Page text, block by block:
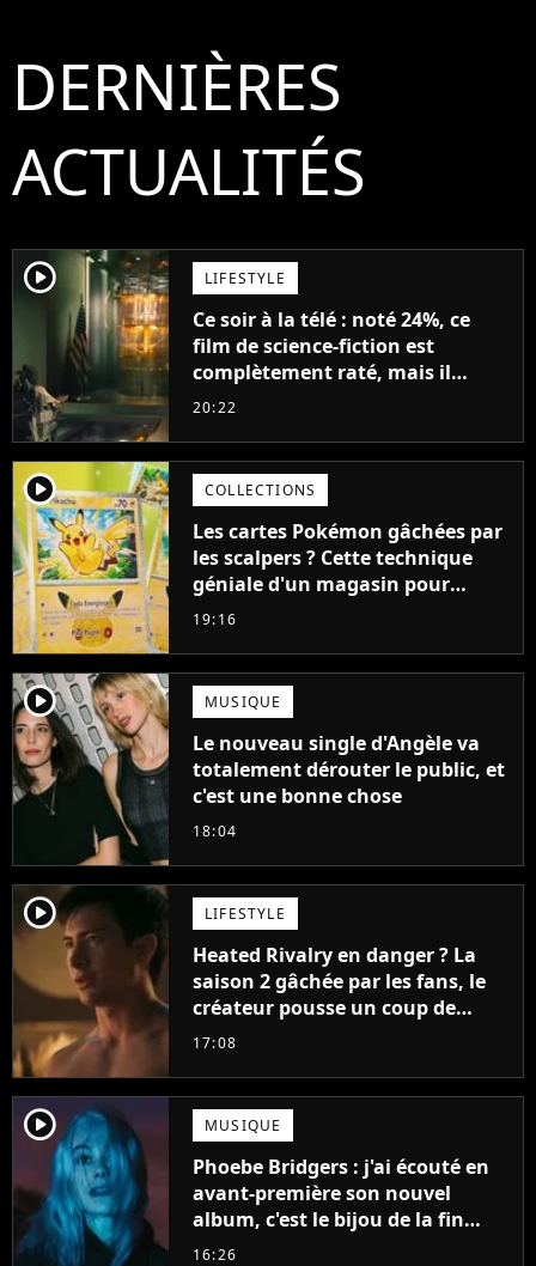
DERNIÈRES
ACTUALITÉS
player2 LIFESTYLE
Ce soir à la télé : noté 24%, ce
film de science-fiction est
complètement raté, mais il
aurait pu être encore pire à
20:22
player2 COLLECTIONS
Les cartes Pokémon gâchées par
les scalpers ? Cette technique
géniale d'un magasin pour
ruiner les revendeurs
19:16
player2 MUSIQUE
Le nouveau single d'Angèle va
totalement dérouter le public, et
c'est une bonne chose
18:04
player2 LIFESTYLE
Heated Rivalry en danger ? La
saison 2 gâchée par les fans, le
créateur pousse un coup de
gueule
17:08
player2 MUSIQUE
Phoebe Bridgers : j'ai écouté en
avant-première son nouvel
album, c'est le bijou de la fin
d'été
16:26